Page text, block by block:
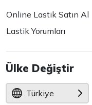
Online Lastik Satın Al
Lastik Yorumları
Ülke Değiştir
Türkiye